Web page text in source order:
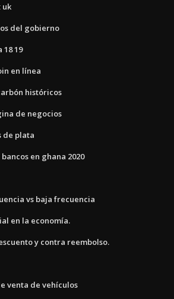
uk
del gobierno
18 19
en línea
históricos
de negocios
de plata
en ghana 2020
vs baja frecuencia
en la economía.
y contra reembolso.
venta de vehículos